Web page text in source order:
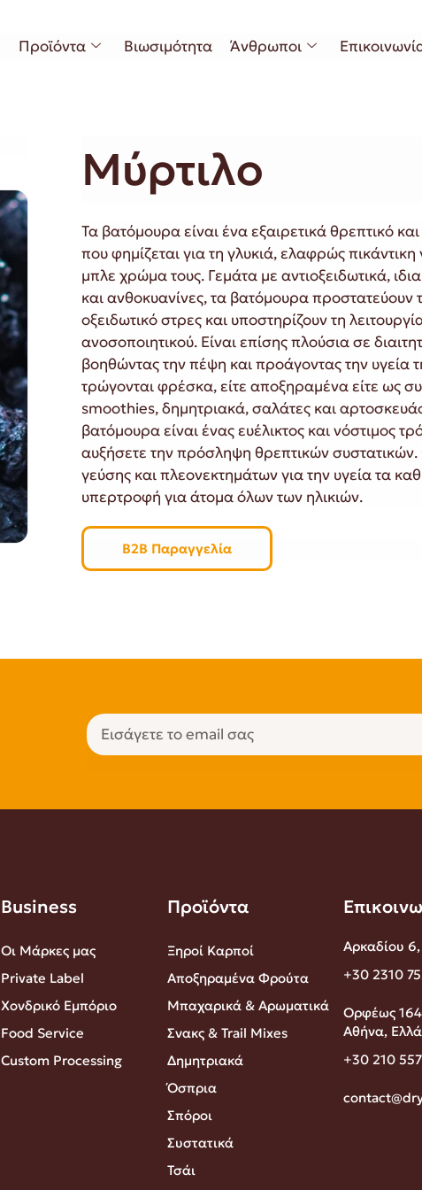
Προϊόντα Βιωσιμότητα Άνθρωποι
Μύρτιλο
Τα βατόμουρα είναι ένα εξαιρετικά θρεπτικό
που φημίζεται για τη γλυκιά, ελαφρώς
μπλε χρώμα τους. Γεμάτα με αντιοξειδωτικά,
και ανθοκυανίνες, τα βατόμουρα
οξειδωτικό στρες και υποστηρίζουν τη
ανοσοποιητικού. Είναι επίσης πλούσια σε
βοηθώντας την πέψη και προάγοντας την υγεία
τρώγονται φρέσκα, είτε αποξηραμένα είτε ως
smoothies, δημητριακά, σαλάτες και
βατόμουρα είναι ένας ευέλικτος και νόστιμος
αυξήσετε την πρόσληψη θρεπτικών
γεύσης και πλεονεκτημάτων για την υγεία τα
υπερτροφή για άτομα όλων των ηλικιών.
B2B Παραγγελία
Business
Οι Μάρκες μας
Private Label
Χονδρικό Εμπόριο
Food Service
Custom Processing
Προϊόντα
Ξηροί Καρποί
Αποξηραμένα Φρούτα
Μπαχαρικά & Αρωματικά
Σνακς & Trail Mixes
Δημητριακά
Όσπρια
Σπόροι
Συστατικά
Τσάι
Αρκαδίου
+30 2310
Ορφέως
Αθήνα,
+30 210